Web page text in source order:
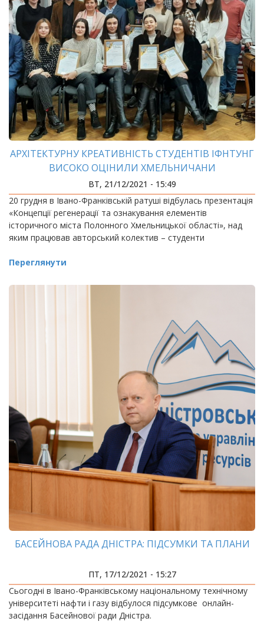
АРХІТЕКТУРНУ КРЕАТИВНІСТЬ СТУДЕНТІВ ІФНТУНГ
ВИСОКО ОЦІНИЛИ ХМЕЛЬНИЧАНИ
ВТ, 21/12/2021 - 15:49
20 грудня в Івано-Франківській ратуші відбулась презентація
«Концепції регенерації та ознакування елементів
історичного міста Полонного Хмельницької області», над
яким працював авторський колектив – студенти
Переглянути
БАСЕЙНОВА РАДА ДНІСТРА: ПІДСУМКИ ТА ПЛАНИ
ПТ, 17/12/2021 - 15:27
Сьогодні в Івано-Франківському національному технічному
університеті нафти і газу відбулося підсумкове онлайн-
засідання Басейнової ради Дністра.